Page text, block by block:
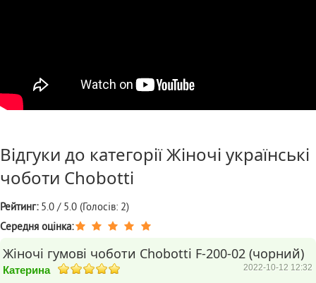
Відгуки до категоріїЖіночі українські
чоботи Chobotti
Рейтинг: 5.0 / 5.0 (Голосів: 2)
Середня оцінка:
Жіночі гумові чоботи Chobotti F-200-02 (чорний)
Катерина 2022-10-12 12:32